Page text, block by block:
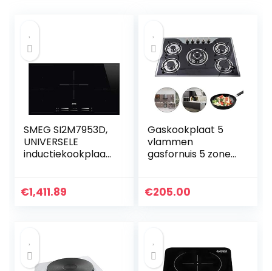
SMEG SI2M7953D,
UNIVERSELE
inductiekookplaat,
€1,411.89
Gaskookplaat 5
vlammen
gasfornuis 5 zones
gas,
€205.00